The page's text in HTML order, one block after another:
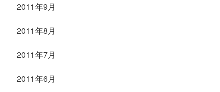
2011年9月
2011年8月
2011年7月
2011年6月